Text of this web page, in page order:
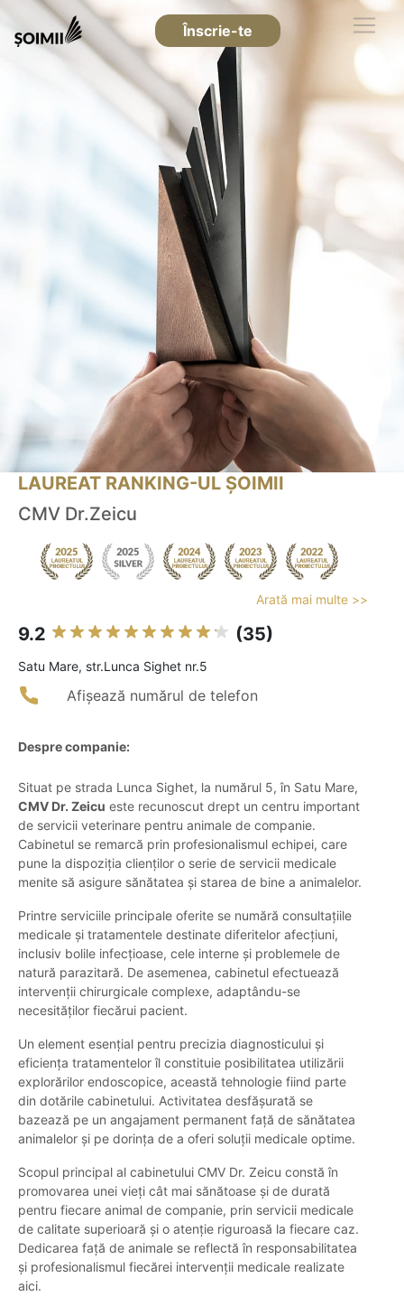
Înscrie-te
LAUREAT RANKING-UL ȘOIMII
CMV Dr.Zeicu
Arată mai multe >>
9.2 (35)
Satu Mare, str.Lunca Sighet nr.5
Afișează numărul de telefon
Despre companie:
Situat pe strada Lunca Sighet, la numărul 5, în Satu Mare,
CMV Dr. Zeicu este recunoscut drept un centru important
de servicii veterinare pentru animale de companie.
Cabinetul se remarcă prin profesionalismul echipei, care
pune la dispoziția clienților o serie de servicii medicale
menite să asigure sănătatea și starea de bine a animalelor.
Printre serviciile principale oferite se numără consultațiile
medicale și tratamentele destinate diferitelor afecțiuni,
inclusiv bolile infecțioase, cele interne și problemele de
natură parazitară. De asemenea, cabinetul efectuează
intervenții chirurgicale complexe, adaptându-se
necesităților fiecărui pacient.
Un element esențial pentru precizia diagnosticului și
eficiența tratamentelor îl constituie posibilitatea utilizării
explorărilor endoscopice, această tehnologie fiind parte
din dotările cabinetului. Activitatea desfășurată se
bazează pe un angajament permanent față de sănătatea
animalelor și pe dorința de a oferi soluții medicale optime.
Scopul principal al cabinetului CMV Dr. Zeicu constă în
promovarea unei vieți cât mai sănătoase și de durată
pentru fiecare animal de companie, prin servicii medicale
de calitate superioară și o atenție riguroasă la fiecare caz.
Dedicarea față de animale se reflectă în responsabilitatea
și profesionalismul fiecărei intervenții medicale realizate
aici.